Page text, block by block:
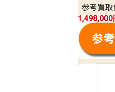
参考買
1,498,000